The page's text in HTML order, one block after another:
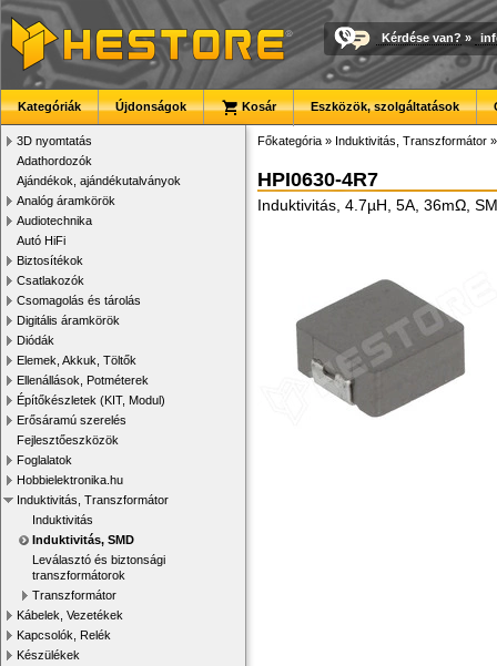
Kérdése van? »
Kategóriák Újdonságok Kosár Eszközök, szolgáltatások
3D nyomtatás
Adathordozók
Ajándékok, ajándékutalványok
Analóg áramkörök
Audiotechnika
Autó HiFi
Biztosítékok
Csatlakozók
Csomagolás és tárolás
Digitális áramkörök
Diódák
Elemek, Akkuk, Töltők
Ellenállások, Potméterek
Építőkészletek (KIT, Modul)
Erősáramú szerelés
Fejlesztőeszközök
Foglalatok
Hobbielektronika.hu
Induktivitás, Transzformátor
Induktivitás
Induktivitás, SMD
Leválasztó és biztonsági
transzformátorok
Transzformátor
Kábelek, Vezetékek
Kapcsolók, Relék
Készülékek
Főkategória » Induktivitás, Transzformátor
HPI0630-4R7
Induktivitás, 4.7µH, 5A, 36mΩ,